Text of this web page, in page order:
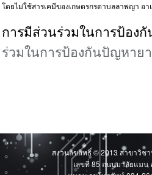
โดยไม่ใช้สารเคมีของเกษตรกรตาบลลาพญา อ
การมีส่วนร่วมในการป้อ
ร่วมในการป้องกันปัญหาย
สงวนลิขสิทธิ์ © 2013 สาขาวิช
เลขที่ 85 ถนนมาลัยแมน